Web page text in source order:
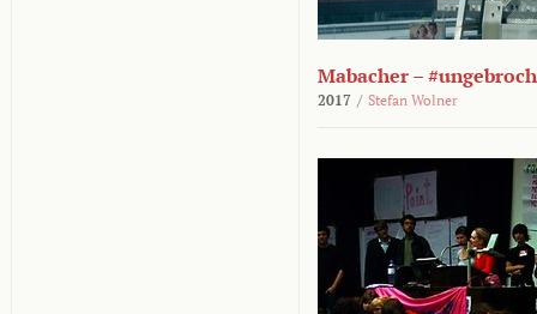
Mabacher –
2017 / Stefan Wolner